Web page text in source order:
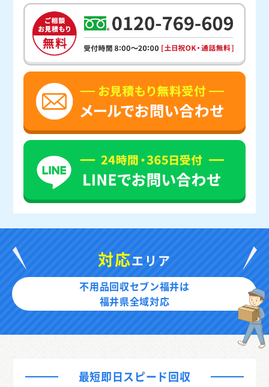
対応エリア
不用品回収セブン福井は
福井県全域対応
最短即日スピード回収